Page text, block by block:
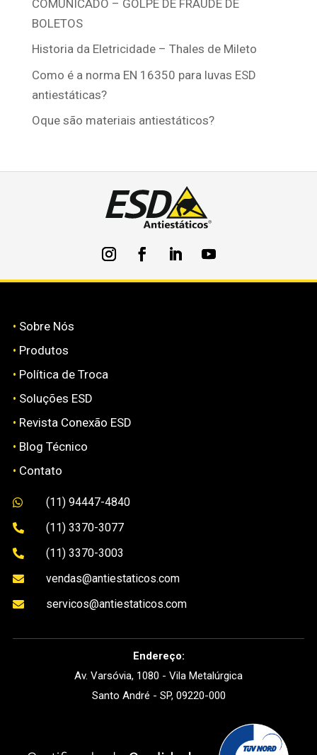
COMUNICADO – GOLPE DE FRAUDE DE
BOLETOS
Historia da Eletricidade – Thales de Mileto
Como é a norma EN 16350 para luvas ESD
antiestáticas?
Oque são materiais antiestáticos?
• Sobre Nós
• Produtos
• Política de Troca
• Soluções ESD
• Revista Conexão ESD
• Blog Técnico
• Contato
 (11) 94447-4840
 (11) 3370-3077
 (11) 3370-3003
 vendas@antiestaticos.com
 servicos@antiestaticos.com
Endereço:
Av. Varsóvia, 1080 - Vila Metalúrgica
Santo André - SP, 09220-000